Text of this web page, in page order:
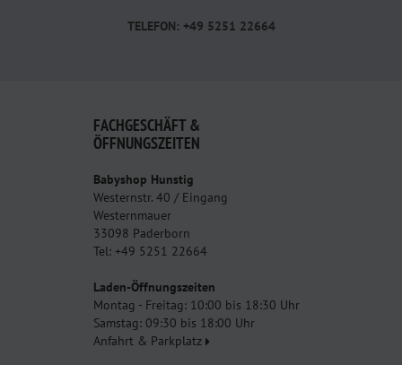
TELEFON: +49 5251 22664
FACHGESCHÄFT &
ÖFFNUNGSZEITEN
Babyshop Hunstig
Westernstr. 40 / Eingang
Westernmauer
33098 Paderborn
Tel: +49 5251 22664
Laden-Öffnungszeiten
Montag - Freitag: 10:00 bis 18:30 Uhr
Samstag: 09:30 bis 18:00 Uhr
Anfahrt & Parkplatz